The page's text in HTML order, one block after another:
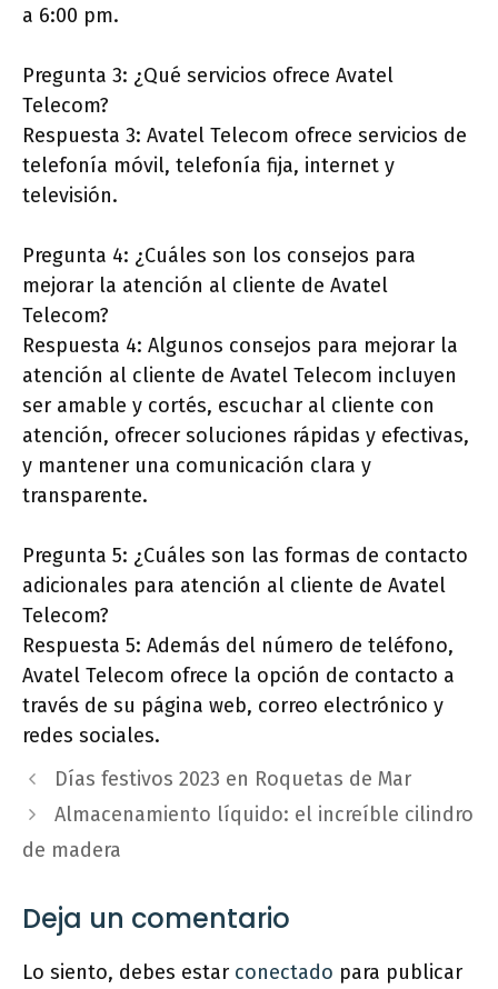
a 6:00 pm.
Pregunta 3: ¿Qué servicios ofrece Avatel
Telecom?
Respuesta 3: Avatel Telecom ofrece servicios de
telefonía móvil, telefonía fija, internet y
televisión.
Pregunta 4: ¿Cuáles son los consejos para
mejorar la atención al cliente de Avatel
Telecom?
Respuesta 4: Algunos consejos para mejorar la
atención al cliente de Avatel Telecom incluyen
ser amable y cortés, escuchar al cliente con
atención, ofrecer soluciones rápidas y efectivas,
y mantener una comunicación clara y
transparente.
Pregunta 5: ¿Cuáles son las formas de contacto
adicionales para atención al cliente de Avatel
Telecom?
Respuesta 5: Además del número de teléfono,
Avatel Telecom ofrece la opción de contacto a
través de su página web, correo electrónico y
redes sociales.
Días festivos 2023 en Roquetas de Mar
Almacenamiento líquido: el increíble cilindro
de madera
Deja un comentario
Lo siento, debes estar conectado para publicar